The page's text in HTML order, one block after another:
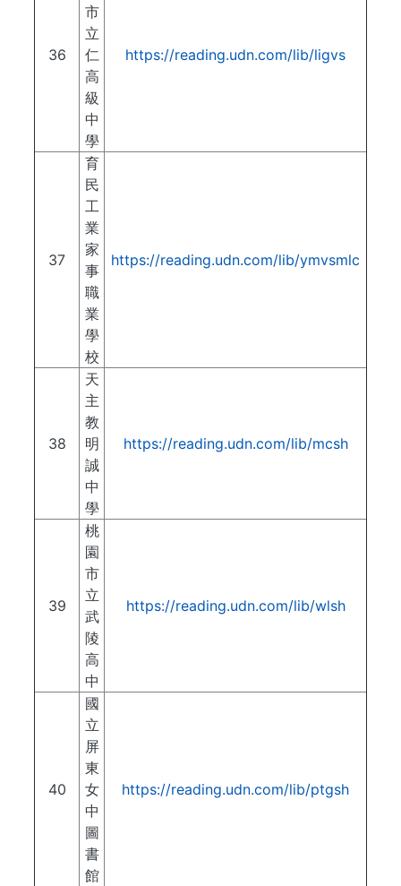
36
市
立
仁
高
級
中
學
https://reading.udn.com/lib/ligvs
37
育
民
工
業
家
事
職
業
學
校
https://reading.udn.com/lib/ymvsmlc
38
天
主
教
明
誠
中
學
https://reading.udn.com/lib/mcsh
39
桃
園
市
立
武
陵
高
中
https://reading.udn.com/lib/wlsh
40
國
立
屏
東
女
中
圖
書
館
https://reading.udn.com/lib/ptgsh